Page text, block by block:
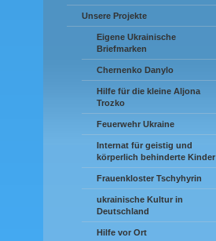
Unsere Projekte
Eigene Ukrainische
Briefmarken
Chernenko Danylo
Hilfe für die kleine Aljona
Trozko
Feuerwehr Ukraine
Internat für geistig und
körperlich behinderte Kinder
Frauenkloster Tschyhyrin
ukrainische Kultur in
Deutschland
Hilfe vor Ort